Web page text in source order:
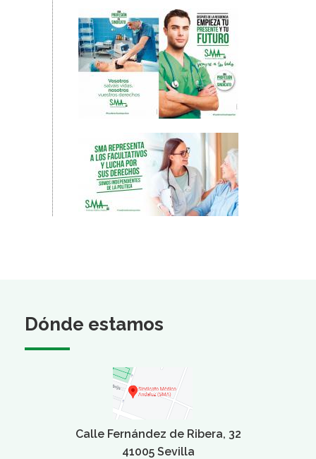
Dónde estamos
Calle Fernández de Ribera, 32
41005 Sevilla